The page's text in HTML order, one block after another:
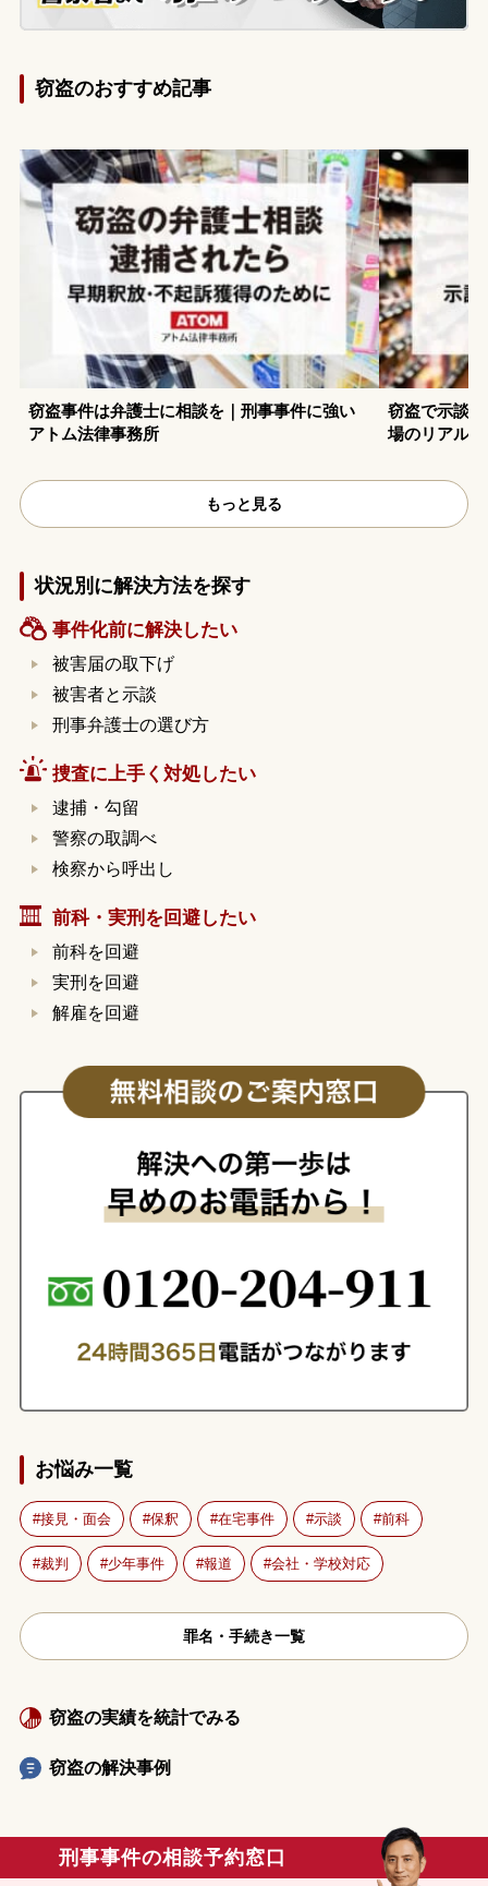
窃盗のおすすめ記事
窃盗事件は弁護士に相談を｜刑事事件に強い
アトム法律事務所
窃盗で示談
場のリアル
もっと見る
状況別に解決方法を探す
事件化前に解決したい
被害届の取下げ
被害者と示談
刑事弁護士の選び方
捜査に上手く対処したい
逮捕・勾留
警察の取調べ
検察から呼出し
前科・実刑を回避したい
前科を回避
実刑を回避
解雇を回避
お悩み一覧
接見・面会 保釈 在宅事件 示談 前科
裁判 少年事件 報道 会社・学校対応
罪名・手続き一覧
窃盗の実績を統計でみる
窃盗の解決事例
刑事事件の相談予約窓口